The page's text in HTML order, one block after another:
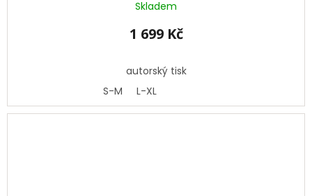
Skladem
1 699 Kč
autorský tisk
S-M
L-XL